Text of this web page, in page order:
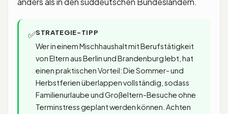
✅STRATEGIE-TIPP
Wer in einem Mischhaushalt mit Berufstätigkeit
von Eltern aus Berlin und Brandenburg lebt, hat
einen praktischen Vorteil: Die Sommer- und
Herbstferien überlappen vollständig, sodass
Familienurlaube und Großeltern-Besuche ohne
Terminstress geplant werden können. Achten